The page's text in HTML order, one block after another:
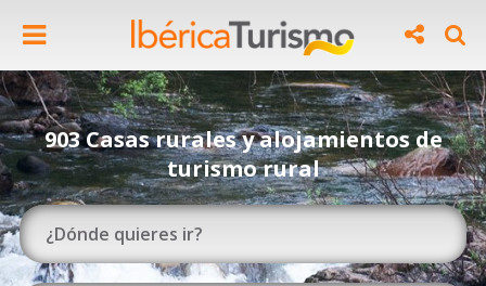
903 Casas rurales y alojamientos de
turismo rural